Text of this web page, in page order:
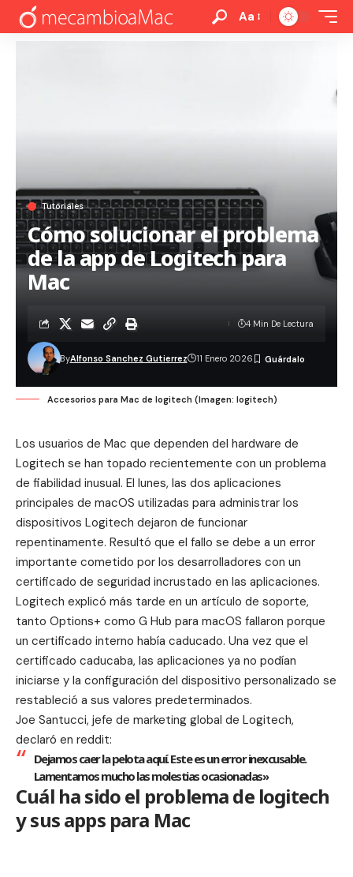
Aa
Tutoriales
Cómo solucionar el problema
de la app de Logitech para
Mac
ByAlfonso Sanchez Gutierrez 11 Enero 2026
4 Min De Lectura
Accesorios para Mac de logitech (Imagen: logitech)
Los usuarios de Mac que dependen del hardware de
Logitech se han topado recientemente con un problema
de fiabilidad inusual. El lunes, las dos aplicaciones
principales de macOS utilizadas para administrar los
dispositivos Logitech dejaron de funcionar
repentinamente. Resultó que el fallo se debe a un error
importante cometido por los desarrolladores con un
certificado de seguridad incrustado en las aplicaciones.
Logitech explicó más tarde en un artículo de soporte,
tanto Options+ como G Hub para macOS fallaron porque
un certificado interno había caducado. Una vez que el
certificado caducaba, las aplicaciones ya no podían
iniciarse y la configuración del dispositivo personalizado se
restableció a sus valores predeterminados.
Joe Santucci, jefe de marketing global de Logitech,
declaró en reddit:
Dejamos caer la pelota aquí. Este es un error inexcusable.
Lamentamos mucho las molestias ocasionadas»
Cuál ha sido el problema de logitech
y sus apps para Mac